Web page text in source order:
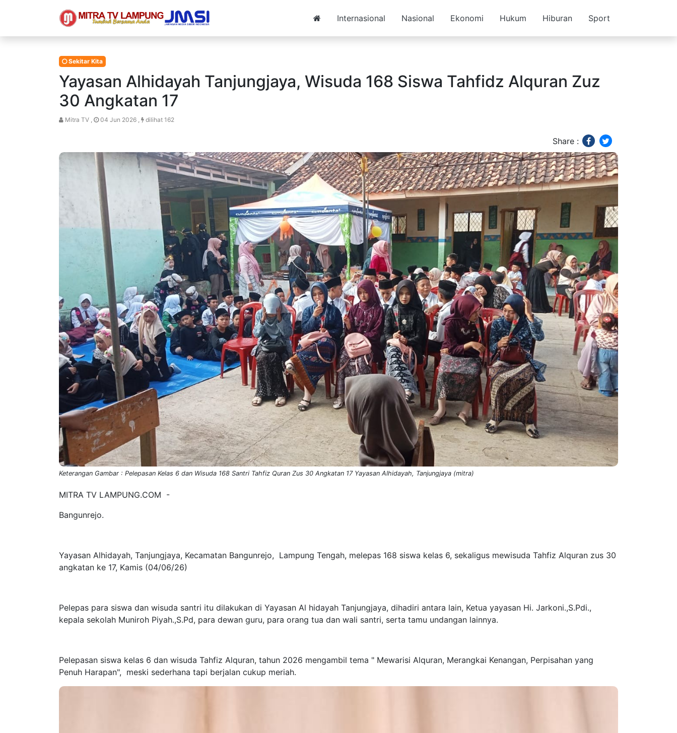
Internasional Nasional Ekonomi Hukum Hiburan Sport
Sekitar Kita
Yayasan Alhidayah Tanjungjaya, Wisuda 168 Siswa Tahfidz Alquran Zuz
30 Angkatan 17
Mitra TV , 04 Jun 2026 , dilihat 162
Share :
Keterangan Gambar : Pelepasan Kelas 6 dan Wisuda 168 Santri Tahfiz Quran Zus 30 Angkatan 17 Yayasan Alhidayah, Tanjungjaya (mitra)
MITRA TV LAMPUNG.COM -
Bangunrejo.
Yayasan Alhidayah, Tanjungjaya, Kecamatan Bangunrejo, Lampung Tengah, melepas 168 siswa kelas 6, sekaligus mewisuda Tahfiz Alquran zus 30
angkatan ke 17, Kamis (04/06/26)
Pelepas para siswa dan wisuda santri itu dilakukan di Yayasan Al hidayah Tanjungjaya, dihadiri antara lain, Ketua yayasan Hi. Jarkoni.,S.Pdi.,
kepala sekolah Muniroh Piyah.,S.Pd, para dewan guru, para orang tua dan wali santri, serta tamu undangan lainnya.
Pelepasan siswa kelas 6 dan wisuda Tahfiz Alquran, tahun 2026 mengambil tema " Mewarisi Alquran, Merangkai Kenangan, Perpisahan yang
Penuh Harapan", meski sederhana tapi berjalan cukup meriah.